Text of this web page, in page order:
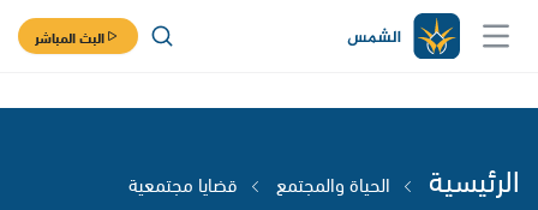
البث المباشر
الرئيسية الحياة والمجتمع قضايا مجتمعية